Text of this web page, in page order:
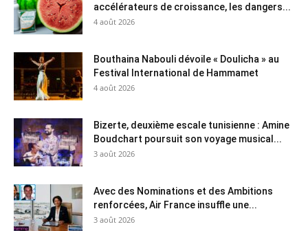
accélérateurs de croissance, les dangers...
4 août 2026
Bouthaina Nabouli dévoile « Doulicha » au
Festival International de Hammamet
4 août 2026
Bizerte, deuxième escale tunisienne : Amine
Boudchart poursuit son voyage musical...
3 août 2026
Avec des Nominations et des Ambitions
renforcées, Air France insuffle une...
3 août 2026